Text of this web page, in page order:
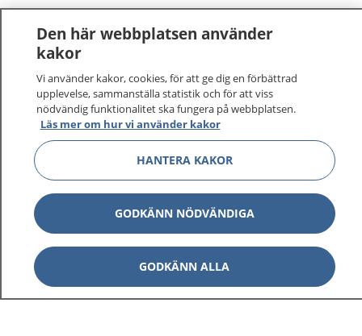
Den här webbplatsen använder
kakor
Vi använder kakor, cookies, för att ge dig en förbättrad
upplevelse, sammanställa statistik och för att viss
nödvändig funktionalitet ska fungera på webbplatsen.
Läs mer om hur vi använder kakor
HANTERA KAKOR
GODKÄNN NÖDVÄNDIGA
GODKÄNN ALLA